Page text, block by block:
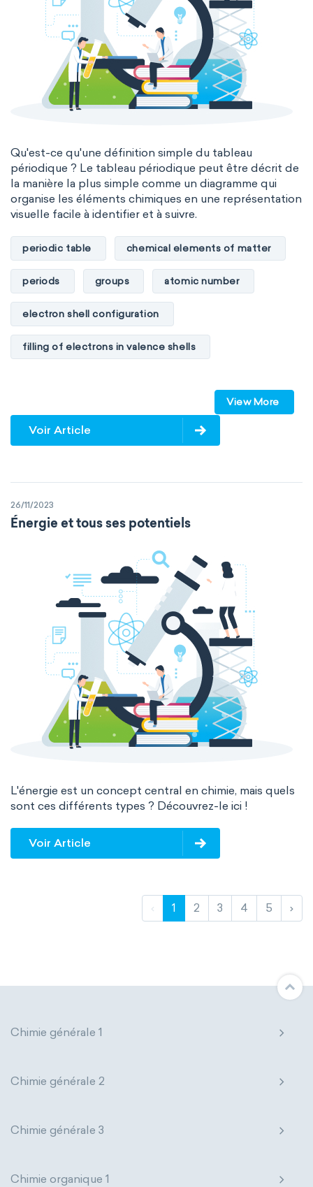
Qu'est-ce qu'une définition simple du tableau
périodique ? Le tableau périodique peut être décrit de
la manière la plus simple comme un diagramme qui
organise les éléments chimiques en une représentation
visuelle facile à identifier et à suivre.
periodic table chemical elements of matter
periods groups atomic number
electron shell configuration
filling of electrons in valence shells
transactinides element blocks s-block
p-block d-block f-block
metalloids
The Long Periodic Table
The 32-Column Periodic Table
Madelung rule Aufbau principle
View More
Voir Article
26/11/2023
Énergie et tous ses potentiels
L'énergie est un concept central en chimie, mais quels
sont ces différents types ? Découvrez-le ici !
Voir Article
‹ 1 2 3 4 5 ›
Chimie générale 1
Chimie générale 2
Chimie générale 3
Chimie organique 1